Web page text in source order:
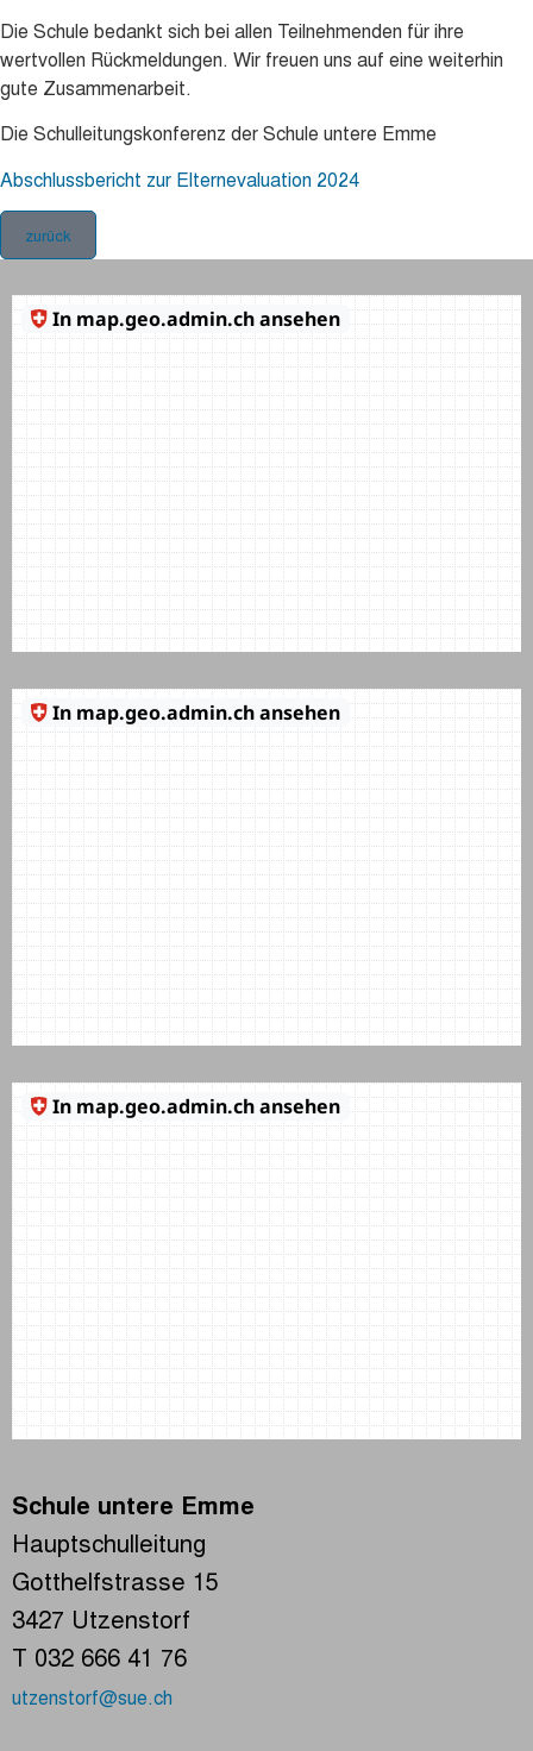
Die Schule bedankt sich bei allen Teilnehmenden für ihre
wertvollen Rückmeldungen. Wir freuen uns auf eine weiterhin
gute Zusammenarbeit.
Die Schulleitungskonferenz der Schule untere Emme
Abschlussbericht zur Elternevaluation 2024
zurück
Schule untere Emme
Hauptschulleitung
Gotthelfstrasse 15
3427 Utzenstorf
T 032 666 41 76
utzenstorf@sue.ch